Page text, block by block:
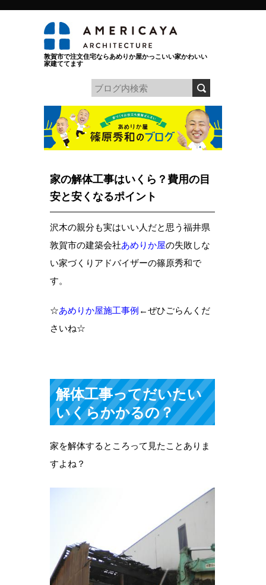
敦賀市で注文住宅ならあめりか屋かっこいい家かわいい
家建ててます
家の解体工事はいくら？費用の目
安と安くなるポイント
沢木の親分も実はいい人だと思う福井県
敦賀市の建築会社あめりか屋の失敗しな
い家づくりアドバイザーの篠原秀和で
す。
☆あめりか屋施工事例 ←ぜひごらんくだ
さいね☆
解体工事ってだいたい
いくらかかるの？
家を解体するところって見たことありま
すよね？